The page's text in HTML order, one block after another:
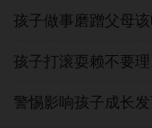
从市场调查来看，
添加剂，长期食用对
有些零食中还含有
孩子做事磨蹭父母该
孩子打滚耍赖不要理
警惕影响孩子成长